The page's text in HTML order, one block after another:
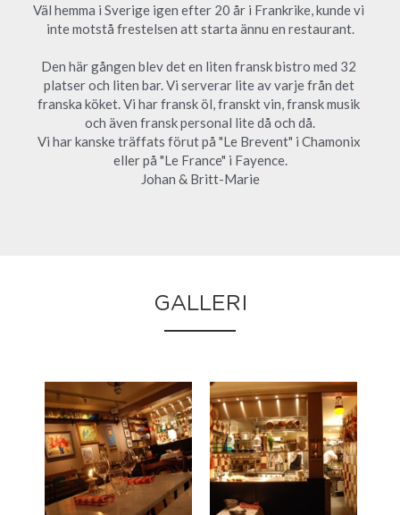
Väl hemma i Sverige igen efter 20 år i Frankrike, kunde vi
inte motstå frestelsen att starta ännu en restaurant.
Den här gången blev det en liten fransk bistro med 32
platser och liten bar. Vi serverar lite av varje från det
franska köket. Vi har fransk öl, franskt vin, fransk musik
och även fransk personal lite då och då.
Vi har kanske träffats förut på "Le Brevent" i Chamonix
eller på "Le France" i Fayence.
Johan & Britt-Marie
GALLERI